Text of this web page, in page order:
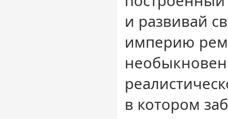
и развивай
империю
в котором